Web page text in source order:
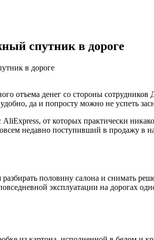
спутник в дороге
в дороге
отъема денег со стороны
да и попросту можно не успеть
от которых практически
недавно поступивший в продажу в
половину салона и снимать
эксплуатации на дорогах